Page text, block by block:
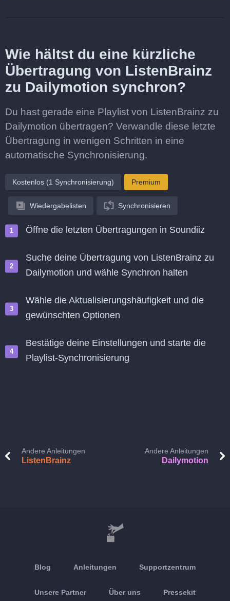
Wie hältst du eine kürzliche
Übertragung von ListenBrainz
zu Dailymotion synchron?
Du hast gerade eine Playlist von ListenBrainz zu
Dailymotion übertragen? Verwandle diese letzte
Übertragung in wenigen Schritten in eine
automatische Synchronisierung.
Kostenlos (1 Synchronisierung) Premium
Wiedergabelisten Synchronisieren
Öffne die letzten Übertragungen in Soundiiz
Suche deine Übertragung von ListenBrainz zu
Dailymotion und wähle Synchron halten
Wähle die Aktualisierungshäufigkeit und die
gewünschten Optionen
Bestätige deine Einstellungen und starte die
Playlist-Synchronisierung
Andere Anleitungen
ListenBrainz
Andere Anleitungen
Dailymotion
Blog Anleitungen Supportzentrum
Unsere Partner Über uns Pressekit